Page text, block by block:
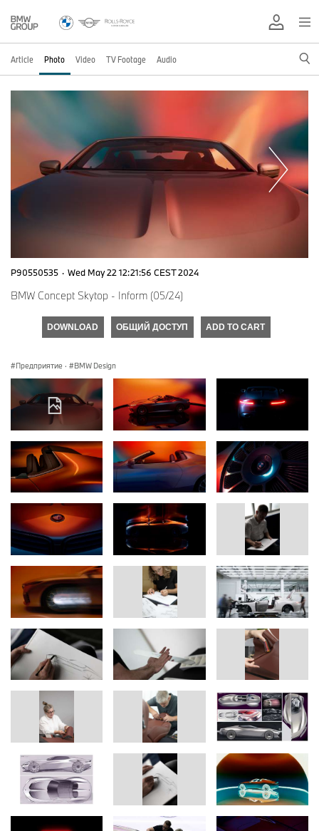
Article Photo Video TV Footage Audio
P90550535 · Wed May 22 12:21:56 CEST 2024
BMW Concept Skytop - Inform (05/24)
DOWNLOAD ОБЩИЙ ДОСТУП ADD TO CART
Предприятие · BMW Design